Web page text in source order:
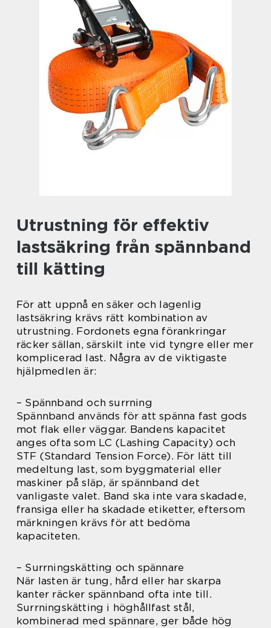
Utrustning för effektiv
lastsäkring från spännband
till kätting
För att uppnå en säker och lagenlig
lastsäkring krävs rätt kombination av
utrustning. Fordonets egna förankringar
räcker sällan, särskilt inte vid tyngre eller mer
komplicerad last. Några av de viktigaste
hjälpmedlen är:
– Spännband och surrning
Spännband används för att spänna fast gods
mot flak eller väggar. Bandens kapacitet
anges ofta som LC (Lashing Capacity) och
STF (Standard Tension Force). För lätt till
medeltung last, som byggmaterial eller
maskiner på släp, är spännband det
vanligaste valet. Band ska inte vara skadade,
fransiga eller ha skadade etiketter, eftersom
märkningen krävs för att bedöma
kapaciteten.
– Surrningskätting och spännare
När lasten är tung, hård eller har skarpa
kanter räcker spännband ofta inte till.
Surrningskätting i höghållfast stål,
kombinerad med spännare, ger både hög